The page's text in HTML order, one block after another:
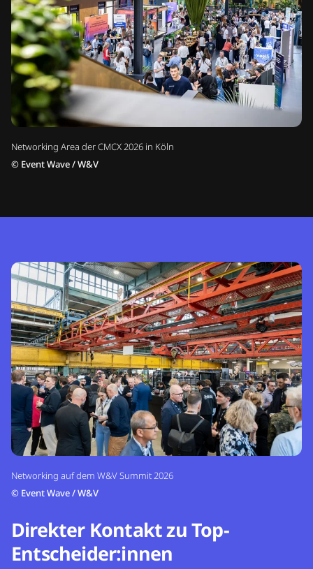
Networking Area der CMCX 2026 in Köln
© Event Wave / W&V
Networking auf dem W&V Summit 2026
© Event Wave / W&V
Direkter Kontakt zu Top-
Entscheider:innen